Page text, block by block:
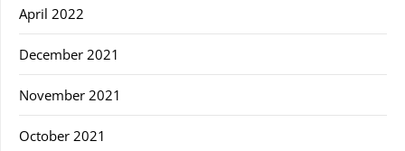
April 2022
December 2021
November 2021
October 2021